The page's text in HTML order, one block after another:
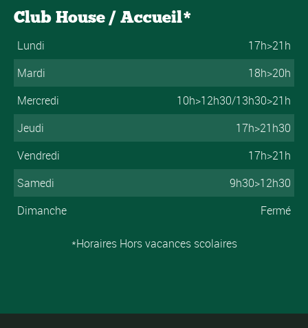
Club House / Accueil*
Lundi
17h>21h
Mardi
18h>20h
Mercredi
10h>12h30/13h30>21h
Jeudi
17h>21h30
Vendredi
17h>21h
Samedi
9h30>12h30
Dimanche
Fermé
*Horaires Hors vacances scolaires